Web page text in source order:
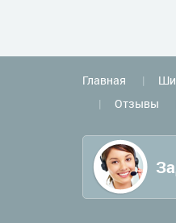
Главная
Отзывы